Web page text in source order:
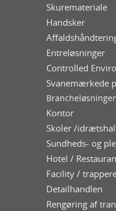
Skuremateriale
Handsker
Entreløsninger
Controlled
Svanemærkede
Brancheløsninger
Kontor
Skoler /
Sundheds- og
Hotel /
Facility /
Detailhandlen
Rengøring af